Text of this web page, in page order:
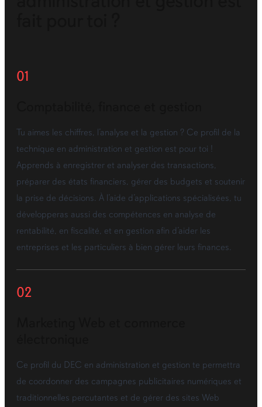
01
Tu aimes les chiffres, l’analyse et la gestion ? Ce profil de la
technique en administration et gestion est pour toi !
Apprends à enregistrer et analyser des transactions,
préparer des états financiers, gérer des budgets et soutenir
la prise de décisions. À l’aide d’applications spécialisées, tu
développeras aussi des compétences en analyse de
rentabilité, en fiscalité, et en gestion afin d’aider les
entreprises et les particuliers à bien gérer leurs finances.
02
Ce profil du DEC en administration et gestion te permettra
de coordonner des campagnes publicitaires numériques et
traditionnelles percutantes et de gérer des sites Web